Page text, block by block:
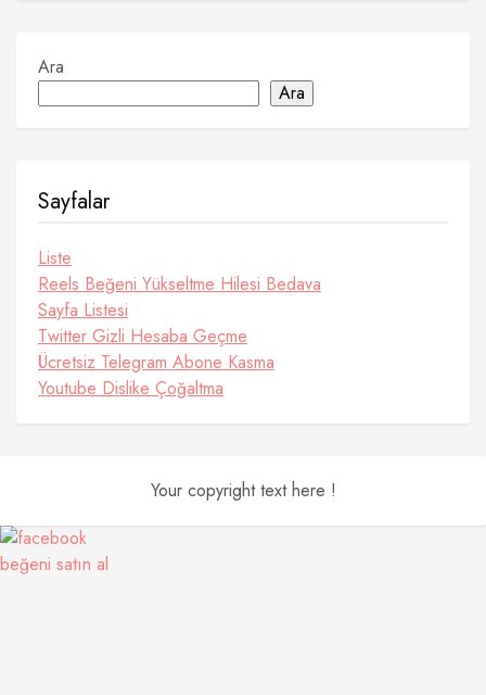
Ara
Ara
Sayfalar
Liste
Reels Beğeni Yükseltme Hilesi Bedava
Sayfa Listesi
Twitter Gizli Hesaba Geçme
Ücretsiz Telegram Abone Kasma
Youtube Dislike Çoğaltma
Your copyright text here !